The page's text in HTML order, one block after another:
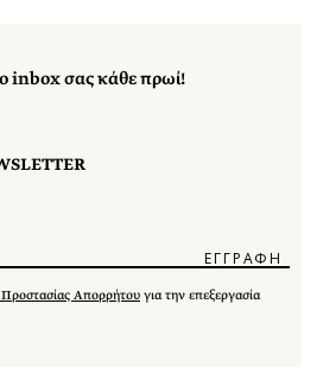
inbox σας κάθε πρωί!
Προστασίας Απορρήτου για την επεξεργασία